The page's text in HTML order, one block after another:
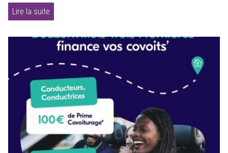
Lire la suite